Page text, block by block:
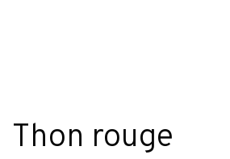
Thon rouge